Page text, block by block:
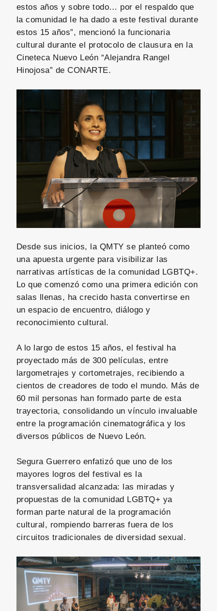
estos años y sobre todo… por el respaldo que
la comunidad le ha dado a este festival durante
estos 15 años”, mencionó la funcionaria
cultural durante el protocolo de clausura en la
Cineteca Nuevo León “Alejandra Rangel
Hinojosa” de CONARTE.
Desde sus inicios, la QMTY se planteó como
una apuesta urgente para visibilizar las
narrativas artísticas de la comunidad LGBTQ+.
Lo que comenzó como una primera edición con
salas llenas, ha crecido hasta convertirse en
un espacio de encuentro, diálogo y
reconocimiento cultural.
A lo largo de estos 15 años, el festival ha
proyectado más de 300 películas, entre
largometrajes y cortometrajes, recibiendo a
cientos de creadores de todo el mundo. Más de
60 mil personas han formado parte de esta
trayectoria, consolidando un vínculo invaluable
entre la programación cinematográfica y los
diversos públicos de Nuevo León.
Segura Guerrero enfatizó que uno de los
mayores logros del festival es la
transversalidad alcanzada: las miradas y
propuestas de la comunidad LGBTQ+ ya
forman parte natural de la programación
cultural, rompiendo barreras fuera de los
circuitos tradicionales de diversidad sexual.